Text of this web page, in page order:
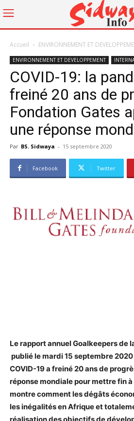
Accueil ENVIRONNEMENT ET
ENVIRONNEMENT ET DEVELOPPEMENT
COVID-19: la
freiné 20 ans de
Fondation Gates
une réponse
Par BS. Sidwaya - 15 septembre 2020
Facebook Twitter
Le rapport annuel Goalkeepers de
publié le mardi 15 septembre
COVID-19 a freiné 20 ans de
réponse mondiale pour mettre fin
montrecomment les dégâts
les inégalités en Afrique et
réalisation des objectifs de